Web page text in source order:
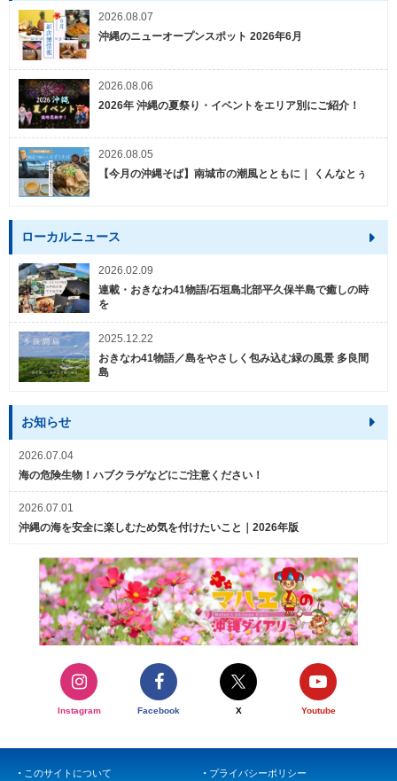
2026.08.07
沖縄のニューオープンスポット 2026年6月
2026.08.06
2026年 沖縄の夏祭り・イベントをエリア別にご紹介！
2026.08.05
【今月の沖縄そば】南城市の潮風とともに｜ くんなとぅ
ローカルニュース
2026.02.09
連載・おきなわ41物語/石垣島北部平久保半島で癒しの時
を
2025.12.22
おきなわ41物語／島をやさしく包み込む緑の風景 多良間
島
お知らせ
2026.07.04
海の危険生物！ハブクラゲなどにご注意ください！
2026.07.01
沖縄の海を安全に楽しむため気を付けたいこと｜2026年版
Instagram Facebook X Youtube
このサイトについて プライバシーポリシー